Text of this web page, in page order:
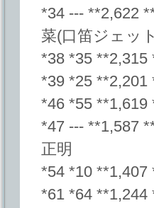
*34 --- **2,622
菜(口笛ジェッ
*38 *35 **2,315
*39 *25
*46 *55 **1,619
*47 --- **1,587
正明
*54 *10 **1,407
*61 *64 **1,244